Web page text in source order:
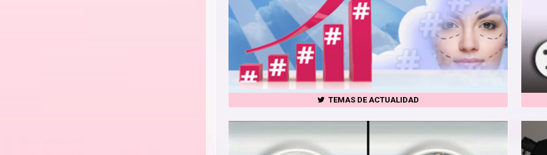
TEMAS DE ACTUALIDAD